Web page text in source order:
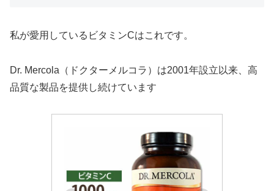
私が愛用しているビタミンCはこれです。
Dr. Mercola（ドクターメルコラ）は2001年設立以来、高
品質な製品を提供し続けています